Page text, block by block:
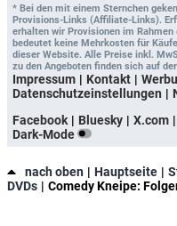
* Bei den mit einem Sternchen
Provisions-Links (Affiliate-Links).
erhalten wir Provisionen im
bedeutet keine Mehrkosten für
dieser Website. Alle Preise inkl.
zu den Angeboten finden sich auf
Impressum Kontakt
Datenschutzeinstellungen
Facebook
Bluesky X.com
Dark-Mode
nach oben Hauptseite
DVDs
Comedy Kneipe: